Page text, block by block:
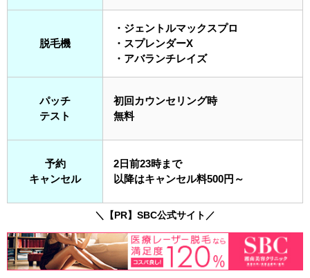
脱毛機
・ジェントルマックスプロ
・スプレンダーX
・アバランチレイズ
パッチ
テスト
初回カウンセリング時
無料
予約
キャンセル
2日前23時まで
以降はキャンセル料500円～
＼【PR】SBC公式サイト／